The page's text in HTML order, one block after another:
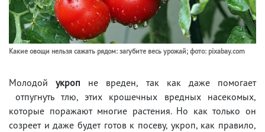
Какие овощи нельзя сажать рядом: загубите весь урожай; фото: pixabay.com
Молодойукроп не вреден, так как даже помогает
отпугнуть тлю, этих крошечных вредных насекомых,
которые поражают многие растения. Но как только он
созреет и даже будет готов к посеву, укроп, как правило,